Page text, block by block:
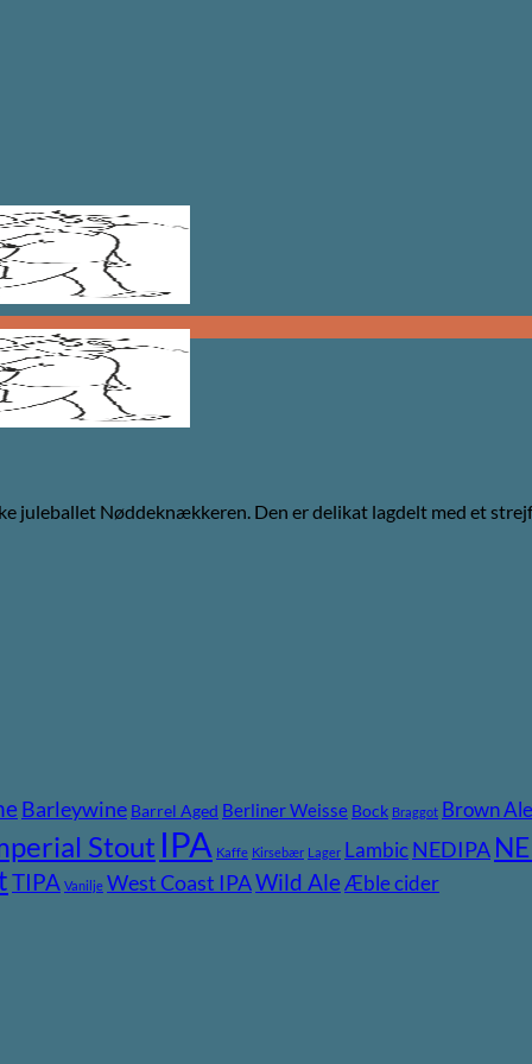
juleballet Nøddeknækkeren. Den er delikat lagdelt med et
Barleywine Barrel Aged Berliner Weisse Bock Braggot Brown Ale
Stout IPA Kaffe Kirsebær Lager Lambic NEDIPA
TIPA Vanilje West Coast IPAWild Ale Æble cider